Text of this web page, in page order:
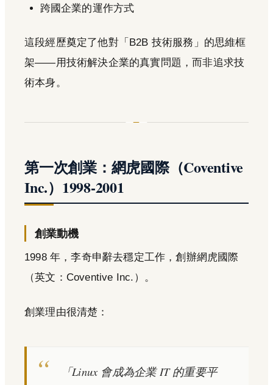
跨國企業的運作方式
這段經歷奠定了他對「B2B 技術服務」的思維框
架——用技術解決企業的真實問題，而非追求技
術本身。
第一次創業：網虎國際（Coventive
Inc.）1998-2001
創業動機
1998 年，李奇申辭去穩定工作，創辦網虎國際
（英文：Coventive Inc.）。
創業理由很清楚：
「Linux 會成為企業 IT 的重要平